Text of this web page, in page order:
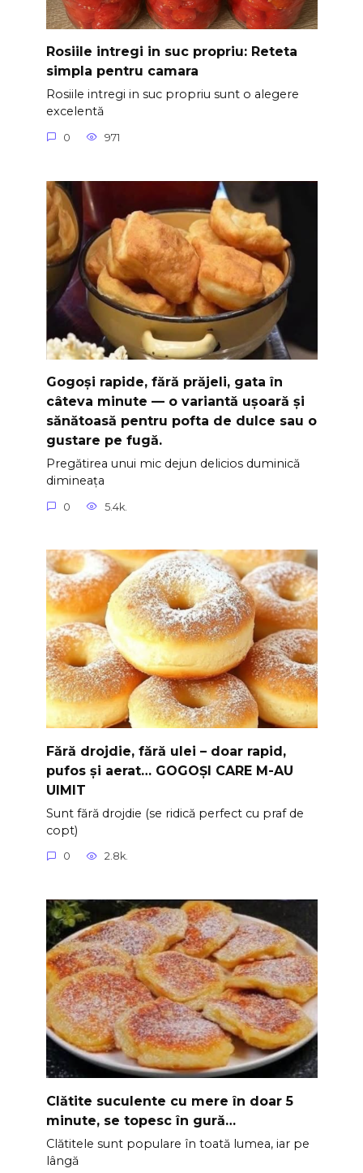
Rosiile intregi in suc propriu: Reteta
simpla pentru camara
Rosiile intregi in suc propriu sunt o alegere
excelentă
0 971
Gogoși rapide, fără prăjeli, gata în
câteva minute — o variantă ușoară și
sănătoasă pentru pofta de dulce sau o
gustare pe fugă.
Pregătirea unui mic dejun delicios duminică
dimineața
0 5.4k.
Fără drojdie, fără ulei – doar rapid,
pufos și aerat… GOGOȘI CARE M-AU
UIMIT
Sunt fără drojdie (se ridică perfect cu praf de
copt)
0 2.8k.
Clătite suculente cu mere în doar 5
minute, se topesc în gură…
Clătitele sunt populare în toată lumea, iar pe
lângă